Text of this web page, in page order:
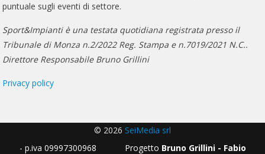
puntuale sugli eventi di settore.
Sport&Impianti è una testata quotidiana registrata presso il
Tribunale di Monza n.2/2022 Reg. Stampa e n.7019/2021 N.C..
Direttore Responsabile Bruno Grillini
Privacy policy
© 2026 SeiMedia srl
- p.iva 09997300968 Progetto Bruno Grillini - Fabio